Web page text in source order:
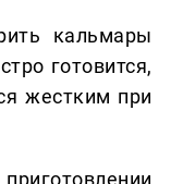
кальмары
готовится,
жестким при